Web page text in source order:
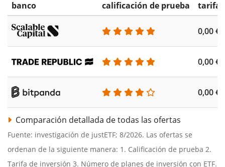
banco calificación de prueba tarifa
0,00 €
0,00 €
0,00 €
Comparación detallada de todas las ofertas
Fuente: investigación de justETF; 8/2026. Las ofertas se
ordenan de la siguiente manera: 1. Calificación de prueba 2.
Tarifa de inversión 3. Número de planes de inversión con ETF.